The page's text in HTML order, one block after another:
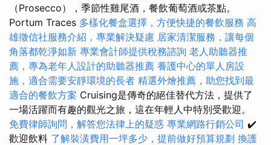
（Prosecco），季節性雞尾酒，餐飲葡萄酒或茶點。
Portum Traces 多樣化餐盒選擇，方便快捷的餐飲服務 高
雄徵信社服務介紹，專業解決疑慮 居家清潔服務，讓每個
角落都乾淨如新 專業會計師提供稅務諮詢 老人助聽器推
薦，專為老年人設計的助聽器推薦 養護中心的單人房設
施，適合需要安靜環境的長者 精選外燴推薦，助您找到最
適合的餐飲方案 Cruising是傳奇的絕佳替代方法，提供了
一場活躍而有趣的觀光之旅，這在年輕人中特別受歡迎。
免費律師詢問，解答您法律上的疑惑 專業網路行銷公司 ✔️
歡迎飲料 了解裝潢費用一坪多少，提前做好預算規劃 換護